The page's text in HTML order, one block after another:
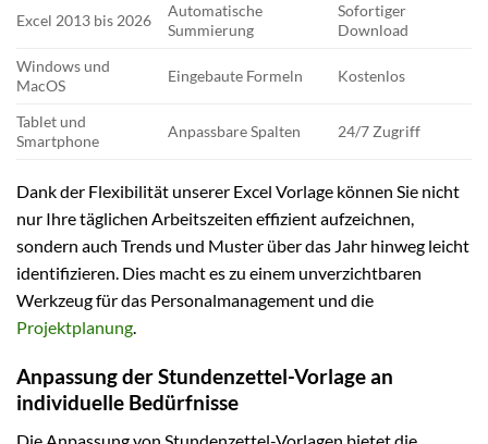
Excel 2013 bis 2026
Automatische
Summierung
Sofortiger
Download
Windows und
MacOS
Eingebaute Formeln Kostenlos
Tablet und
Smartphone
Anpassbare Spalten 24/7 Zugriff
Dank der Flexibilität unserer Excel Vorlage können Sie nicht
nur Ihre täglichen Arbeitszeiten effizient aufzeichnen,
sondern auch Trends und Muster über das Jahr hinweg leicht
identifizieren. Dies macht es zu einem unverzichtbaren
Werkzeug für das Personalmanagement und die
Projektplanung.
Anpassung der Stundenzettel-Vorlage an
individuelle Bedürfnisse